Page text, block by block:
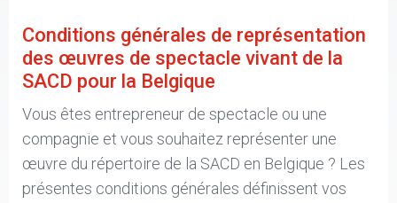
Conditions générales de représentation
des œuvres de spectacle vivant de la
SACD pour la Belgique
Vous êtes entrepreneur de spectacle ou une
compagnie et vous souhaitez représenter une
œuvre du répertoire de la SACD en Belgique ? Les
présentes conditions générales définissent vos